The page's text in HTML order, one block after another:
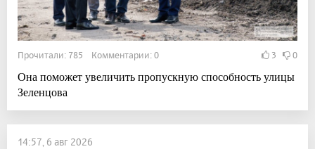
Прочитали: 785 Комментарии: 0 3 0
Она поможет увеличить пропускную способность улицы
Зеленцова
14:57, 6 авг 2026